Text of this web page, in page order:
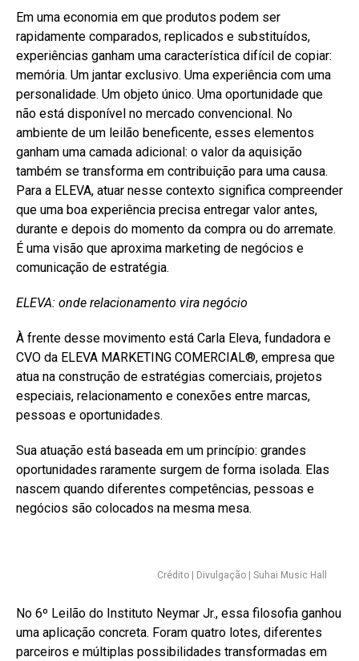
Em uma economia em que produtos podem ser
rapidamente comparados, replicados e substituídos,
experiências ganham uma característica difícil de copiar:
memória. Um jantar exclusivo. Uma experiência com uma
personalidade. Um objeto único. Uma oportunidade que
não está disponível no mercado convencional. No
ambiente de um leilão beneficente, esses elementos
ganham uma camada adicional: o valor da aquisição
também se transforma em contribuição para uma causa.
Para a ELEVA, atuar nesse contexto significa compreender
que uma boa experiência precisa entregar valor antes,
durante e depois do momento da compra ou do arremate.
É uma visão que aproxima marketing de negócios e
comunicação de estratégia.
ELEVA: onde relacionamento vira negócio
À frente desse movimento está Carla Eleva, fundadora e
CVO da ELEVA MARKETING COMERCIAL®️, empresa que
atua na construção de estratégias comerciais, projetos
especiais, relacionamento e conexões entre marcas,
pessoas e oportunidades.
Sua atuação está baseada em um princípio: grandes
oportunidades raramente surgem de forma isolada. Elas
nascem quando diferentes competências, pessoas e
negócios são colocados na mesma mesa.
Crédito | Divulgação | Suhai Music Hall
No 6º Leilão do Instituto Neymar Jr., essa filosofia ganhou
uma aplicação concreta. Foram quatro lotes, diferentes
parceiros e múltiplas possibilidades transformadas em